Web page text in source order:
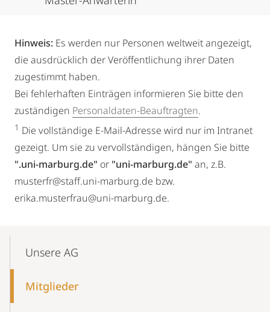
Hinweis: Es werden nur Personen weltweit angezeigt,
die ausdrücklich der Veröffentlichung ihrer Daten
zugestimmt haben.
Bei fehlerhaften Einträgen informieren Sie bitte den
zuständigen Personaldaten-Beauftragten.
1 Die vollständige E-Mail-Adresse wird nur im Intranet
gezeigt. Um sie zu vervollständigen, hängen Sie bitte
".uni-marburg.de" or "uni-marburg.de" an, z.B.
musterfr@staff.uni-marburg.de bzw.
erika.musterfrau@uni-marburg.de.
NavigationUnsere AG
Mitglieder